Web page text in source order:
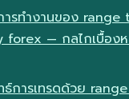
รทำงานของ range
forex — กลไกเบื้อง
การเทรดด้วย